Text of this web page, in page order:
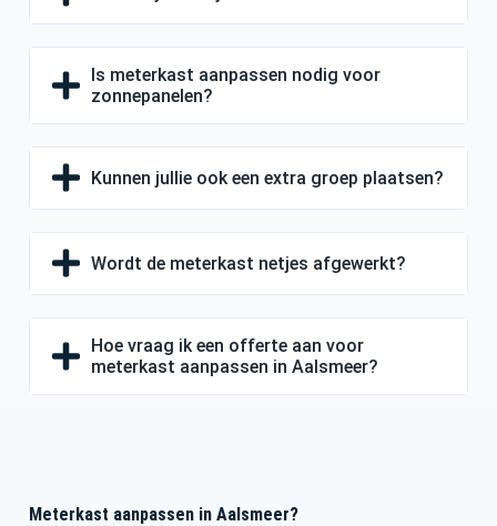
Is meterkast aanpassen nodig voor
zonnepanelen?
Kunnen jullie ook een extra groep plaatsen?
Wordt de meterkast netjes afgewerkt?
Hoe vraag ik een offerte aan voor
meterkast aanpassen in Aalsmeer?
Meterkast aanpassen in Aalsmeer?